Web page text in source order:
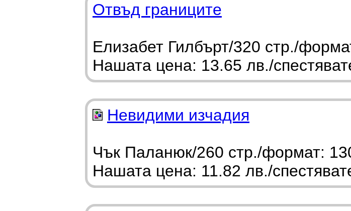
Отвъд границите
Елизабет Гилбърт/320 стр./
Нашата цена: 13.65 лв./
Невидими изчадия
Чък Паланюк/260 стр./формат:
Нашата цена: 11.82 лв./